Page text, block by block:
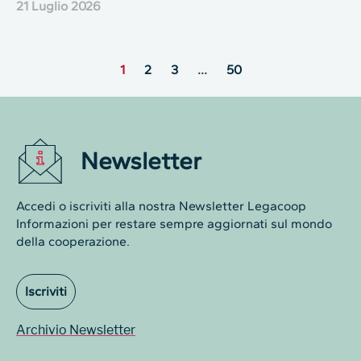
21 Luglio 2026
1 2 3 … 50
Newsletter
Accedi o iscriviti alla nostra Newsletter Legacoop
Informazioni per restare sempre aggiornati sul mondo
della cooperazione.
Iscriviti
Archivio Newsletter